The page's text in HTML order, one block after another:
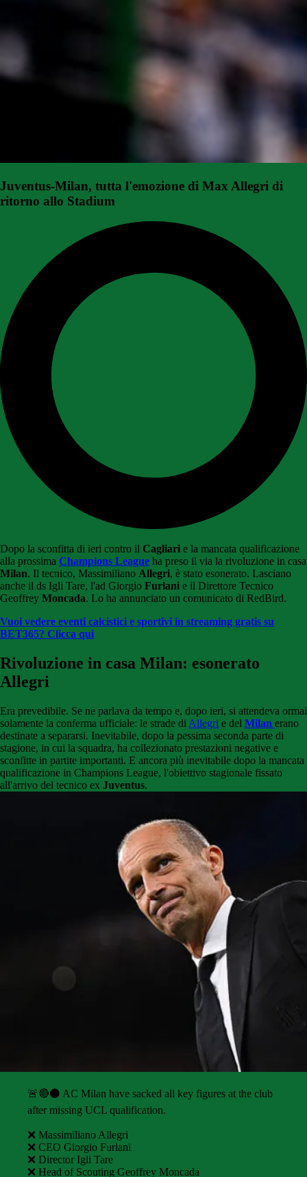
Juventus-Milan, tutta l'emozione di Max Allegri di
ritorno allo Stadium
Dopo la sconfitta di ieri contro il Cagliari e la mancata qualificazione
alla prossima Champions League ha preso il via la rivoluzione in casa
Milan. Il tecnico, Massimiliano Allegri, è stato esonerato. Lasciano
anche il ds Igli Tare, l'ad Giorgio Furlani e il Direttore Tecnico
Geoffrey Moncada. Lo ha annunciato un comunicato di RedBird.
Vuoi vedere eventi calcistici e sportivi in streaming gratis su
BET365? Clicca qui
Rivoluzione in casa Milan: esonerato
Allegri
Era prevedibile. Se ne parlava da tempo e, dopo ieri, si attendeva ormai
solamente la conferma ufficiale: le strade di Allegri e del Milan erano
destinate a separarsi. Inevitabile, dopo la pessima seconda parte di
stagione, in cui la squadra, ha collezionato prestazioni negative e
sconfitte in partite importanti. E ancora più inevitabile dopo la mancata
qualificazione in Champions League, l'obiettivo stagionale fissato
all'arrivo del tecnico ex Juventus.
🚨🔴⚫️ AC Milan have sacked all key figures at the club
after missing UCL qualification.
❌ Massimiliano Allegri
❌ CEO Giorgio Furlani
❌ Director Igli Tare
❌ Head of Scouting Geoffrey Moncada